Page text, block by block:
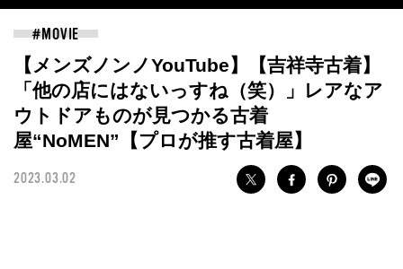
【メンズノンノYouTube】【吉祥寺古着】
「他の店にはないっすね（笑）」レアなア
ウトドアものが見つかる古着
屋“NoMEN”【プロが推す古着屋】
2023.03.02